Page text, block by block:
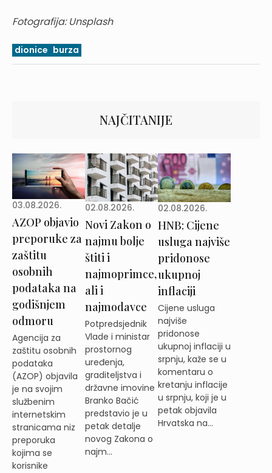
Fotografija: Unsplash
dionice burza
NAJČITANIJE
03.08.2026.
AZOP objavio
preporuke za
zaštitu
osobnih
podataka na
godišnjem
odmoru
Agencija za
zaštitu osobnih
podataka
(AZOP) objavila
je na svojim
službenim
internetskim
stranicama niz
preporuka
kojima se
korisnike
02.08.2026.
Novi Zakon o
najmu bolje
štiti i
najmoprimce,
ali i
najmodavce
Potpredsjednik
Vlade i ministar
prostornog
uređenja,
graditeljstva i
državne imovine
Branko Bačić
predstavio je u
petak detalje
novog Zakona o
najm...
02.08.2026.
HNB: Cijene
usluga najviše
pridonose
ukupnoj
inflaciji
Cijene usluga
najviše
pridonose
ukupnoj inflaciji u
srpnju, kaže se u
komentaru o
kretanju inflacije
u srpnju, koji je u
petak objavila
Hrvatska na...